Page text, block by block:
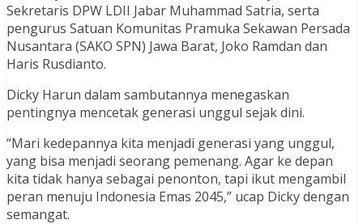
Sekretaris DPW LDII Jabar Muhammad Satria, serta
pengurus Satuan Komunitas Pramuka Sekawan Persada
Nusantara (SAKO SPN) Jawa Barat, Joko Ramdan dan
Haris Rusdianto.
Dicky Harun dalam sambutannya menegaskan
pentingnya mencetak generasi unggul sejak dini.
“Mari kedepannya kita menjadi generasi yang unggul,
yang bisa menjadi seorang pemenang. Agar ke depan
kita tidak hanya sebagai penonton, tapi ikut mengambil
peran menuju Indonesia Emas 2045,” ucap Dicky dengan
semangat.